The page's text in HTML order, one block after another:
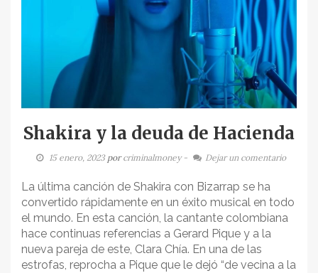
Shakira y la deuda de Hacienda
15 enero, 2023porcriminalmoney - Dejar un comentario
La última canción de Shakira con Bizarrap se ha
convertido rápidamente en un éxito musical en todo
el mundo. En esta canción, la cantante colombiana
hace continuas referencias a Gerard Pique y a la
nueva pareja de este, Clara Chía. En una de las
estrofas, reprocha a Pique que le dejó “de vecina a la